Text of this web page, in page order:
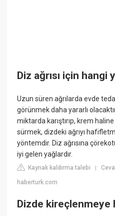
Diz ağrısı için hangi
Uzun süren ağrılarda evde
görünmek daha yararlı
miktarda karıştırıp, krem
sürmek, dizdeki ağrıyı
yöntemdir. Diz ağrısına
iyi gelen yağlardır.
Kaynak kaldırma talebi |
haberturk.com
Dizde kireçlenmeye